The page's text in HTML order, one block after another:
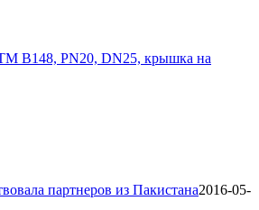
B148, PN20, DN25, крышка на
партнеров из Пакистана2016-05-